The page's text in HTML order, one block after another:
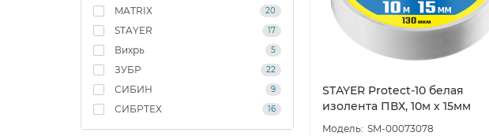
MATRIX 20
STAYER 17
Вихрь 5
ЗУБР 22
СИБИН 9
СИБРТЕХ 16
STAYER Protect-10 белая
изолента ПВХ, 10м х 15мм
SM-00073078